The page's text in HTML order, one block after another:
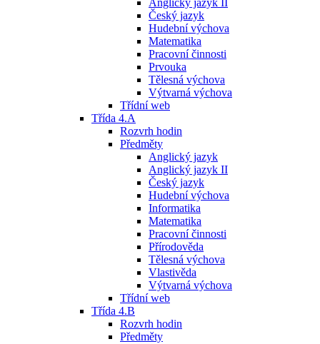
Anglický jazyk II
Český jazyk
Hudební výchova
Matematika
Pracovní činnosti
Prvouka
Tělesná výchova
Výtvarná výchova
Třídní web
Třída 4.A
Rozvrh hodin
Předměty
Anglický jazyk
Anglický jazyk II
Český jazyk
Hudební výchova
Informatika
Matematika
Pracovní činnosti
Přírodověda
Tělesná výchova
Vlastivěda
Výtvarná výchova
Třídní web
Třída 4.B
Rozvrh hodin
Předměty